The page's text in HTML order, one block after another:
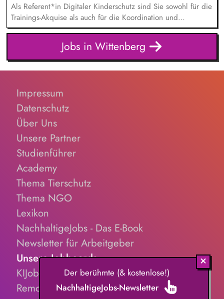
Als Referent*in Digitaler Kinderschutz sind Sie sowohl für die
Trainings-Akquise als auch für die Koordination und
Durchführung von ca. zweistündigen Workshops
verantwortlich. Identifikation, Ansprache und Akquise von
Institutionen und Organisationen für Trainings zum sensiblen
Umgang mit Kinderfotos und -videos (z. B. Kitas, Schulen,
Sportvereine und -verbände, Jugendverbände,
und Durchführung zielgruppengerechter Trainings in
digitalen Formaten sowie in Präsenz bei Auftraggebern.
Jobs in Wittenberg
Impressum
Datenschutz
Über Uns
Unsere Partner
Studienführer
Academy
Thema Tierschutz
Thema NGO
Lexikon
NachhaltigeJobs - Das E-Book
Newsletter für Arbeitgeber
Unsere Jobboards
KIJobs.de
RemoteJobs.de
Der berühmte (& kostenlose!)
NachhaltigeJobs-Newsletter